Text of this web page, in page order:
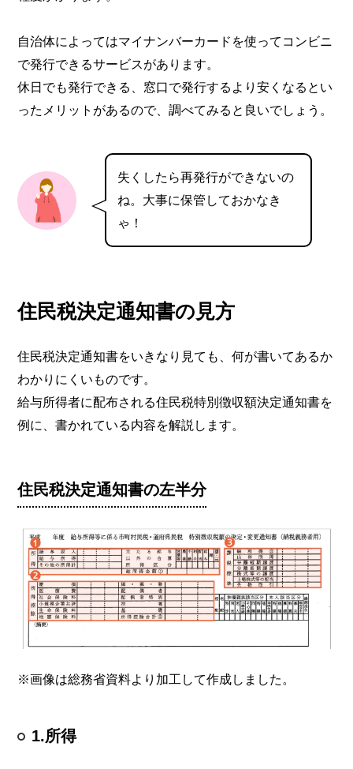
自治体によってはマイナンバーカードを使ってコンビニ
で発行できるサービスがあります。
休日でも発行できる、窓口で発行するより安くなるとい
ったメリットがあるので、調べてみると良いでしょう。
失くしたら再発行ができないの
ね。大事に保管しておかなき
ゃ！
住民税決定通知書の見方
住民税決定通知書をいきなり見ても、何が書いてあるか
わかりにくいものです。
給与所得者に配布される住民税特別徴収額決定通知書を
例に、書かれている内容を解説します。
住民税決定通知書の左半分
※画像は総務省資料より加工して作成しました。
1.所得